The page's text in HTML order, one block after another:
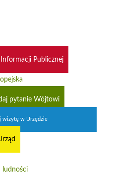
Publicznej
pytanie Wójtowi
wizytę w Urzędzie
ludności